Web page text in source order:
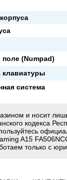
(Numpad)
клавиатуры
система
и носит
кодекса
A15
только с